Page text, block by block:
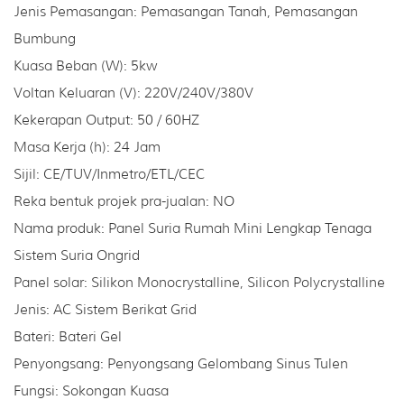
Jenis Pemasangan: Pemasangan Tanah, Pemasangan
Bumbung
Kuasa Beban (W): 5kw
Voltan Keluaran (V): 220V/240V/380V
Kekerapan Output: 50 / 60HZ
Masa Kerja (h): 24 Jam
Sijil: CE/TUV/Inmetro/ETL/CEC
Reka bentuk projek pra-jualan: NO
Nama produk: Panel Suria Rumah Mini Lengkap Tenaga
Sistem Suria Ongrid
Panel solar: Silikon Monocrystalline, Silicon Polycrystalline
Jenis: AC Sistem Berikat Grid
Bateri: Bateri Gel
Penyongsang: Penyongsang Gelombang Sinus Tulen
Fungsi: Sokongan Kuasa